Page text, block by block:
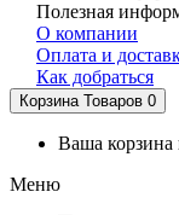
Полезная
О компании
Оплата и
Как добраться
Корзина Товаров 0
Ваша корзина
Меню